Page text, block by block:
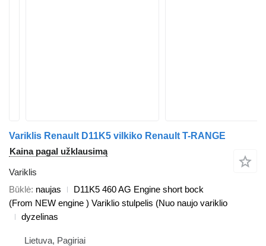
Variklis Renault D11K5 vilkiko Renault T-RANGE
Kaina pagal užklausimą
Variklis
Būklė naujas
D11K5 460 AG Engine short bock
(From NEW engine ) Variklio stulpelis (Nuo naujo variklio
dyzelinas
Lietuva, Pagiriai